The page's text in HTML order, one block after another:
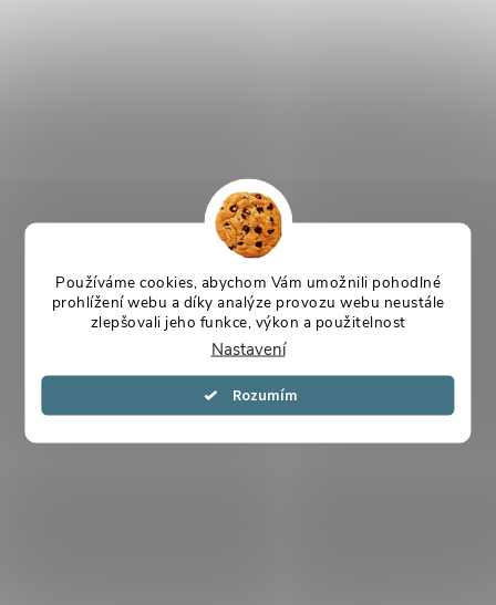
Používáme cookies, abychom Vám umožnili pohodlné
prohlížení webu a díky analýze provozu webu neustále
zlepšovali jeho funkce, výkon a použitelnost
Nastavení
Souhlasím